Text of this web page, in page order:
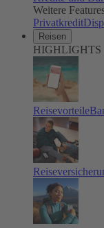
Weitere
Privatkredit
Reisen
HIGHLIGHTS
Reisevorteile